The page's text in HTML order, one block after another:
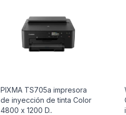
PIXMA TS705a impresora
de inyección de tinta Color
4800 x 1200 D..